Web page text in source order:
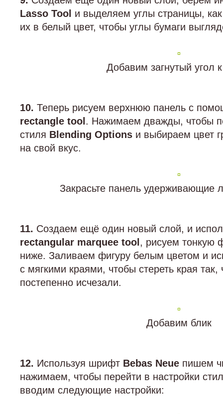
Lasso Tool и выделяем углы страницы,
их в белый цвет, чтобы углы бумаги
Добавим загнутый угол
10. Теперь рисуем верхнюю панель с
rectangle tool . Нажимаем дважды, чтобы
стиля Blending Options и выбираем цвет
на свой вкус.
Закрасьте панель удерживающие
11. Создаем ещё один новый слой, и
rectangular marquee tool , рисуем тонкую
ниже. Заливаем фигуру белым цветом и
с мягкими краями, чтобы стереть края
постепенно исчезали.
Добавим блик
12. Используя шрифт Bebas Neue пишем
нажимаем, чтобы перейти в настройки
вводим следующие настройки: